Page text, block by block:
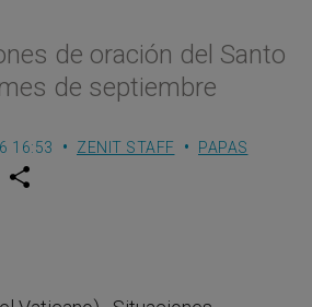
de oración del Santo
de septiembre
16:53 ZENIT STAFF PAPAS
w